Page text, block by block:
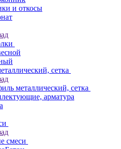
и откосы
сетка
металлический, сетка
арматура
смеси